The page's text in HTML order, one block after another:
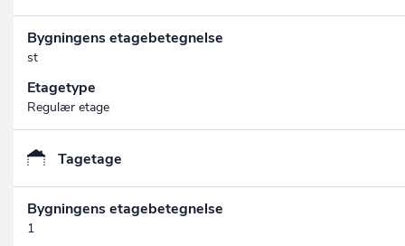
Bygningens etagebetegnelse
st
Etagetype
Regulær etage
Tagetage
Bygningens etagebetegnelse
1